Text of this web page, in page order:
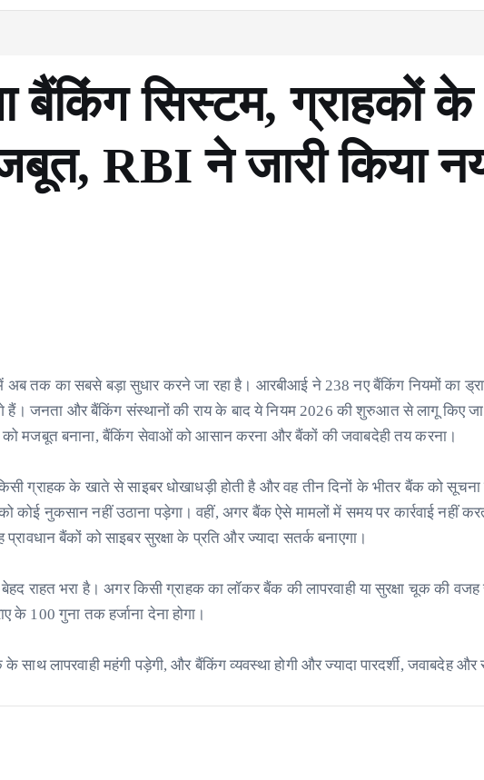
बैंकिंग सिस्टम, ग्राहकों के
RBI ने जारी किया
अब तक का सबसे बड़ा सुधार करने जा रहा है। आरबीआई ने 238 नए बैंकिंग नियमों का
हैं। जनता और बैंकिंग संस्थानों की राय के बाद ये नियम 2026 की शुरुआत से लागू किए
मजबूत बनाना, बैंकिंग सेवाओं को आसान करना और बैंकों की जवाबदेही तय करना।
ग्राहक के खाते से साइबर धोखाधड़ी होती है और वह तीन दिनों के भीतर बैंक को सूचना
कोई नुकसान नहीं उठाना पड़ेगा। वहीं, अगर बैंक ऐसे मामलों में समय पर कार्रवाई नहीं
बैंकों को साइबर सुरक्षा के प्रति और ज्यादा सतर्क बनाएगा।
राहत भरा है। अगर किसी ग्राहक का लॉकर बैंक की लापरवाही या सुरक्षा चूक की वजह
के 100 गुना तक हर्जाना देना होगा।
लापरवाही महंगी पड़ेगी, और बैंकिंग व्यवस्था होगी और ज्यादा पारदर्शी, जवाबदेह और